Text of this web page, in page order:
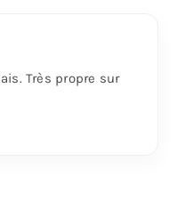
Très propre sur